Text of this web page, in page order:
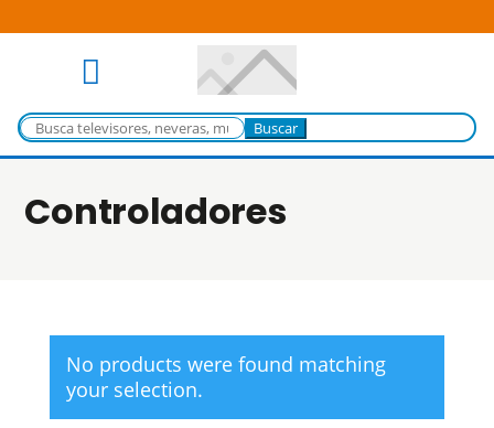

Buscar:
Controladores
No products were found matching
your selection.